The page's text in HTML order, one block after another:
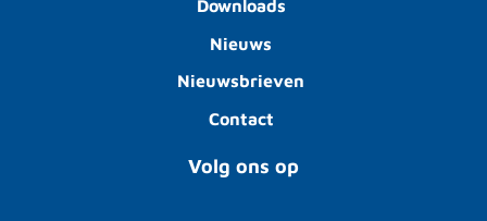
Downloads
Nieuws
Nieuwsbrieven
Contact
Volg ons op